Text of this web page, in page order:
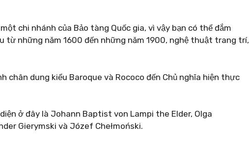
chi nhánh của Bảo tàng Quốc gia, vì vậy bạn có thể đắm
từ những năm 1600 đến những năm 1900, nghệ thuật trang trí,
dung kiểu Baroque và Rococo đến Chủ nghĩa hiện thực
ở đây là Johann Baptist von Lampi the Elder, Olga
Gierymski và Józef Chełmoński.